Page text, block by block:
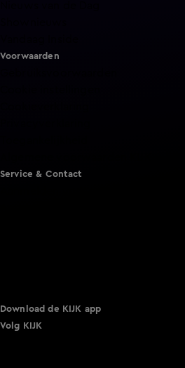
Voorwaarden
Service & Contact
Download de KIJK app
Volg KIJK